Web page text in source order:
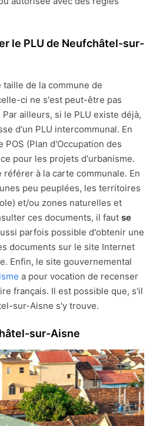
le PLU de Neufchâtel-sur-
de la commune de
ci ne s'est peut-être pas
ailleurs, si le PLU existe déjà,
d'un PLU intercommunal. En
POS (Plan d'Occupation des
pour les projets d'urbanisme.
référer à la carte communale. En
peu peuplées, les territoires
et/ou zones naturelles et
ces documents, il faut se
parfois possible d'obtenir une
documents sur le site Internet
Enfin, le site gouvernemental
a pour vocation de recenser
français. Il est possible que, s'il
sur-Aisne s'y trouve.
sur-Aisne